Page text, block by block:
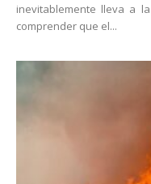
inevitablemente lleva a
comprender que el...